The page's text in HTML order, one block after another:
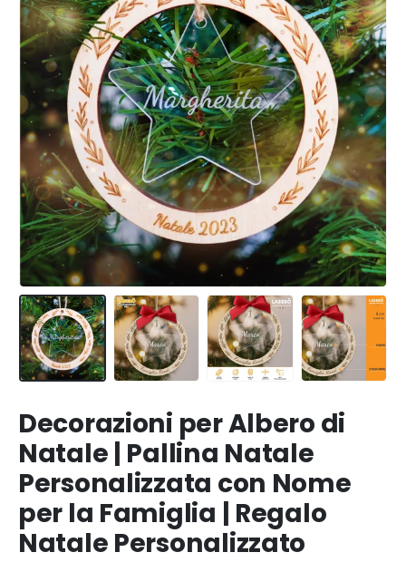
Decorazioni per Albero di
Natale | Pallina Natale
Personalizzata con Nome
per la Famiglia | Regalo
Natale Personalizzato